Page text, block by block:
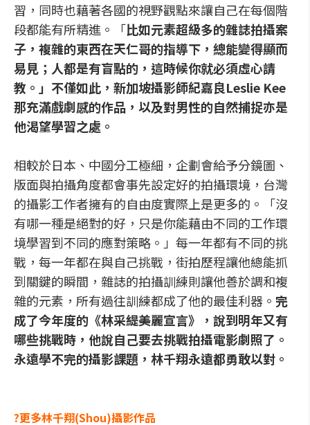
習，同時也藉著各國的視野觀點來讓自己在每個階
段都能有所精進。「比如元素超級多的雜誌拍攝案
子，複雜的東西在天仁哥的指導下，總能變得顯而
易見；人都是有盲點的，這時候你就必須虛心請
教。」不僅如此，新加坡攝影師紀嘉良Leslie Kee
那充滿戲劇感的作品，以及對男性的自然捕捉亦是
他渴望學習之處。
相較於日本、中國分工極細，企劃會給予分鏡圖、
版面與拍攝角度都會事先設定好的拍攝環境，台灣
的攝影工作者擁有的自由度實際上是更多的。「沒
有哪一種是絕對的好，只是你能藉由不同的工作環
境學習到不同的應對策略。」每一年都有不同的挑
戰，每一年都在與自己挑戰，街拍歷程讓他總能抓
到關鍵的瞬間，雜誌的拍攝訓練則讓他善於調和複
雜的元素，所有過往訓練都成了他的最佳利器。 完
成了今年度的《林采緹美麗宣言》，說到明年又有
哪些挑戰時，他說自己要去挑戰拍攝電影劇照了。
永遠學不完的攝影課題，林千翔永遠都勇敢以對。
?更多林千翔(Shou)攝影作品